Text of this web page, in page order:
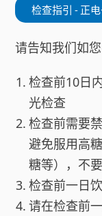
检查指引 - 正
请告知我们如
检查前10日
光检查
检查前需要
避免服用高
糖等），不
检查前一日
请在检查前